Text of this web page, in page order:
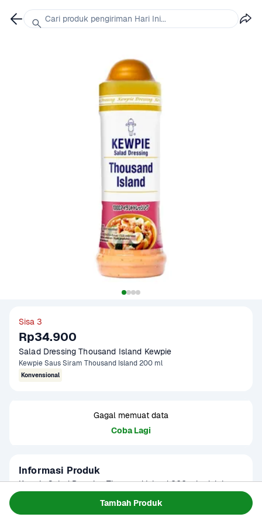
Tambah Produk
Sisa 3
Rp34.900
Salad Dressing Thousand Island Kewpie
Kewpie Saus Siram Thousand Island 200 ml
Konvensional
Gagal memuat data
Coba Lagi
Informasi Produk
Kewpie Salad Dressing Thousand Island 200 ml adalah
rasa manis, asam, dan gurih khas dari tomat dan kuning
Cari produk pengiriman Hari Ini...